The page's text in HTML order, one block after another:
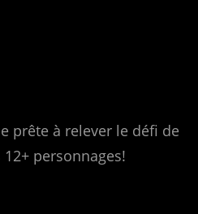
prête à relever le défi de
personnages!